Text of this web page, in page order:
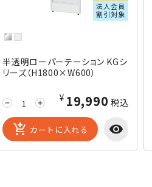
法人会員
割引対象
半透明ローパーテーション KGシ
リーズ（H1800×W600）
remove add ¥19,990 税込
add_shopping_cart カートに入れる visibility